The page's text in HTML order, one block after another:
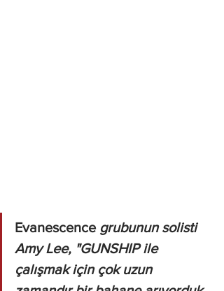
Evanescence grubunun solisti
Amy Lee, "GUNSHIP ile
çalışmak için çok uzun